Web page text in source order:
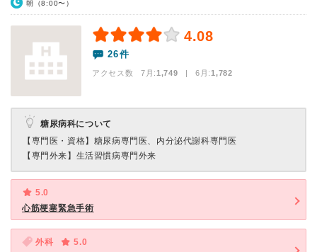
朝（8:00〜）
4.08
26件
アクセス数 7月:1,749 | 6月:1,782
糖尿病科について
【専門医・資格】 糖尿病専門医、内分泌代謝科専門医
【専門外来】 生活習慣病専門外来
5.0
心筋梗塞緊急手術
外科
5.0